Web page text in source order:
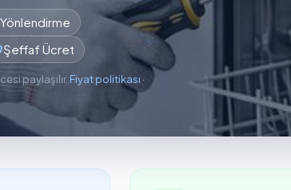
Yönlendirme
Şeffaf Ücret
paylaşılır. Fiyat politikası ·